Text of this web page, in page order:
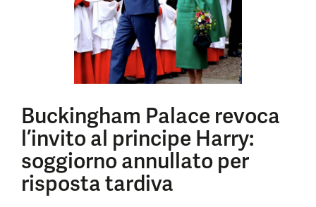
Buckingham Palace revoca
l’invito al principe Harry:
soggiorno annullato per
risposta tardiva